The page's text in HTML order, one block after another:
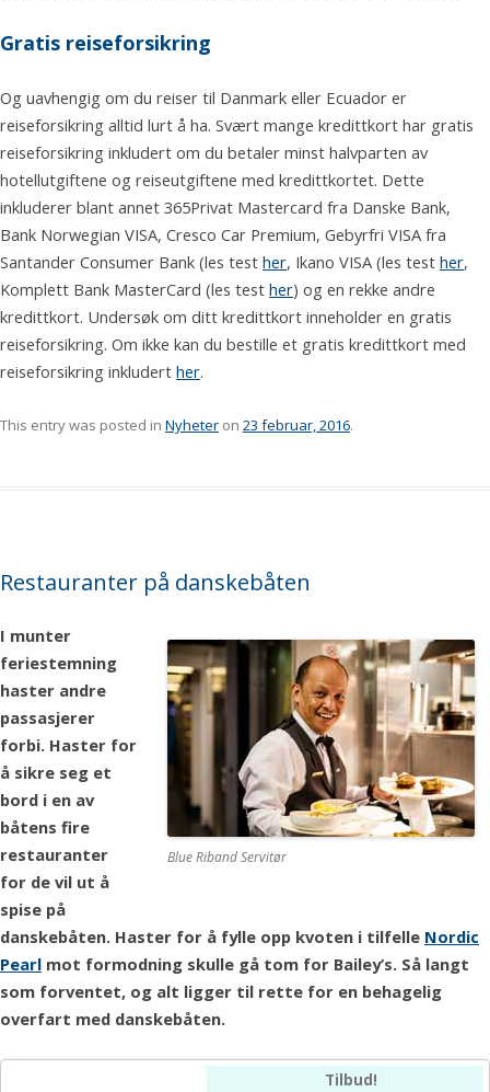
Gratis reiseforsikring
Og uavhengig om du reiser til Danmark eller Ecuador er
reiseforsikring alltid lurt å ha. Svært mange kredittkort har gratis
reiseforsikring inkludert om du betaler minst halvparten av
hotellutgiftene og reiseutgiftene med kredittkortet. Dette
inkluderer blant annet 365Privat Mastercard fra Danske Bank,
Bank Norwegian VISA, Cresco Car Premium, Gebyrfri VISA fra
Santander Consumer Bank (les test her, Ikano VISA (les test her,
Komplett Bank MasterCard (les test her) og en rekke andre
kredittkort. Undersøk om ditt kredittkort inneholder en gratis
reiseforsikring. Om ikke kan du bestille et gratis kredittkort med
reiseforsikring inkludert her.
This entry was posted in Nyheter on 23 februar, 2016.
Restauranter på danskebåten
Blue Riband Servitør
I munter
feriestemning
haster andre
passasjerer
forbi. Haster for
å sikre seg et
bord i en av
båtens fire
restauranter
for de vil ut å
spise på
danskebåten. Haster for å fylle opp kvoten i tilfelle Nordic
Pearl mot formodning skulle gå tom for Bailey’s. Så langt
som forventet, og alt ligger til rette for en behagelig
overfart med danskebåten.
Tilbud!